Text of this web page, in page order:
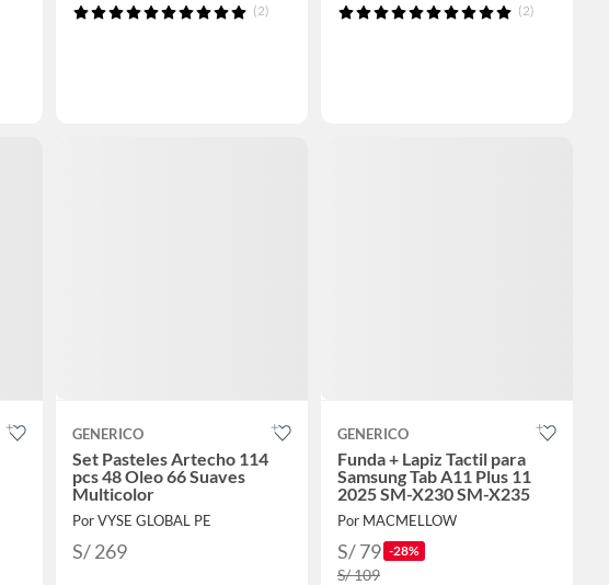
(2) (2)
GENERICO
Set Pasteles Artecho 114
pcs 48 Oleo 66 Suaves
Multicolor
Por VYSE GLOBAL PE
S/ 269
GENERICO
Funda + Lapiz Tactil para
Samsung Tab A11 Plus 11
2025 SM-X230 SM-X235
Por MACMELLOW
S/ 79 -28%
S/ 109